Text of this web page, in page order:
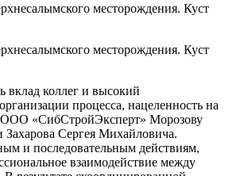
месторождения. Куст
месторождения. Куст
вклад коллег и высокий
процесса, нацеленность на
ООО «СибСтройЭксперт» Морозову
Сергея Михайловича.
и последовательным действиям,
взаимодействие между